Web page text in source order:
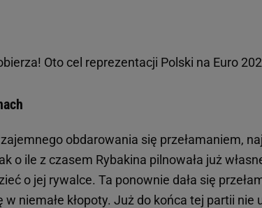
Oto cel reprezentacji Polski na Euro
obdarowania się przełamaniem,
o ile z czasem Rybakina pilnowała już
o jej rywalce. Ta ponownie dała się
niemałe kłopoty. Już do końca tej partii nie